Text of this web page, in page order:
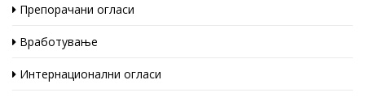
Препорачани огласи
Вработување
Интернационални огласи